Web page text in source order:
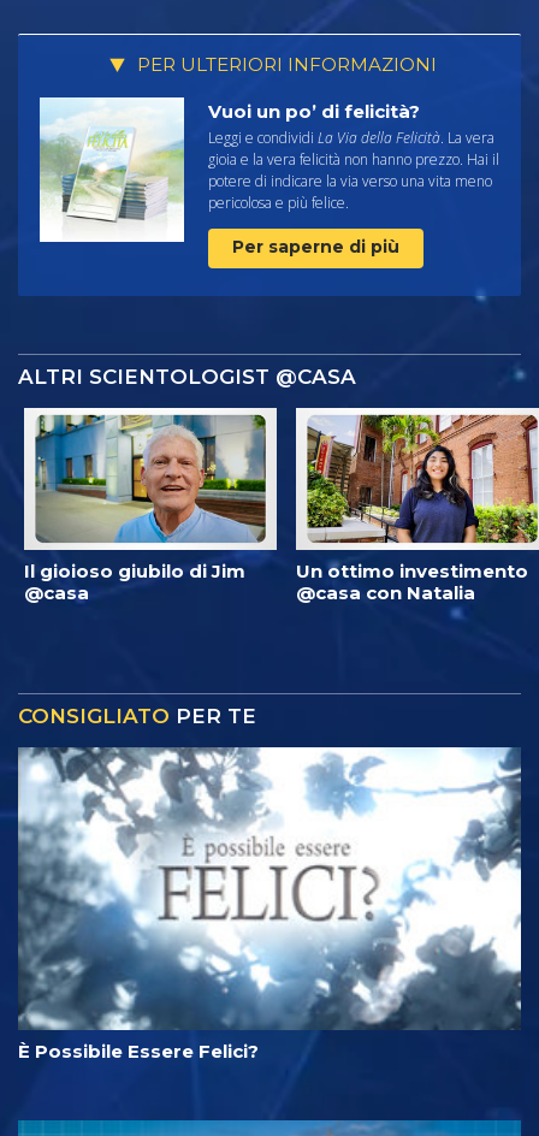
PER ULTERIORI INFORMAZIONI
Vuoi un po’ di felicità?
Leggi e condividi La Via della Felicità. La vera
gioia e la vera felicità non hanno prezzo. Hai il
potere di indicare la via verso una vita meno
pericolosa e più felice.
Per saperne di più
ALTRI SCIENTOLOGIST @CASA
Il gioioso giubilo di Jim
@casa
Un ottimo investimento
@casa con Natalia
CONSIGLIATO PER TE
È Possibile Essere Felici?